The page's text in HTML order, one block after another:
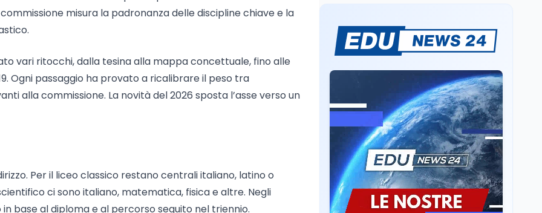
misura la padronanza delle discipline chiave e la
vari ritocchi, dalla tesina alla mappa concettuale, fino alle
Ogni passaggio ha provato a ricalibrare il peso tra
alla commissione. La novità del 2026 sposta l’asse verso un
Per il liceo classico restano centrali italiano, latino o
ci sono italiano, matematica, fisica e altre. Negli
base al diploma e al percorso seguito nel triennio.
Mario Occhiuto
L'8 agosto è la Giornata
europea in memoria
delle vittime del lavoro.
Istituita dal Parlamento
di Strasburgo in ricordo
dei minatori morti a
Marcinelle nel 1956
Università8 ago
Università statali, il
Fondo ordinario 2026
sale a 9,415 miliardi, c'è
la firma della ministra
Bernini sul decreto
Tecnologia8 ago
Il cloaking selettivo di
Time: ads invisibili solo
per i chatbot AI